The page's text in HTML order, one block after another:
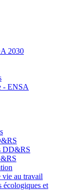
2030
- ENSA
DD&RS
vie au travail
écologiques et